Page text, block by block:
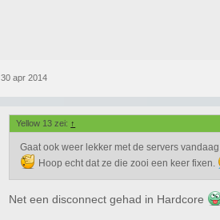
30 apr 2014
Yellow 13 zei: ↑
Gaat ook weer lekker met de servers
Hoop echt dat ze die zooi een keer fixen.
Net een disconnect gehad in Hardcore